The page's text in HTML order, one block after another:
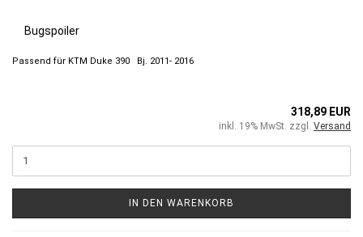
Bugspoiler
Passend für KTM Duke 390 Bj. 2011- 2016
318,89 EUR
inkl. 19% MwSt. zzgl. Versand
IN DEN WARENKORB